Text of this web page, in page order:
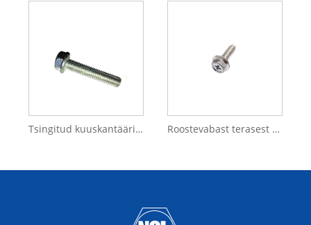
Tsingitud kuuskantäärikuga sakiline polt-DIN6921 Roostevabast terasest 304 risti süvistatav kuuskantääriku polt